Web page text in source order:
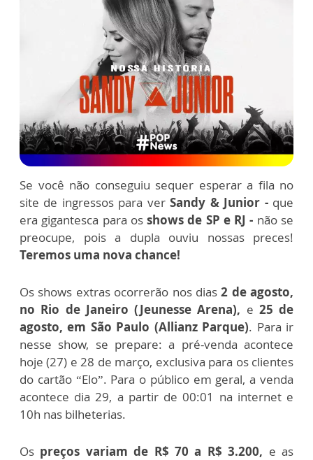
Se você não conseguiu sequer esperar a fila no
site de ingressos para verSandy & Junior - que
era gigantesca para osshows de SP e RJ - não se
preocupe, pois a dupla ouviu nossas preces!
Teremos uma nova chance!
Os shows extras ocorrerão nos dias2 de agosto,
no Rio de Janeiro (Jeunesse Arena), e 25 de
agosto, em São Paulo (Allianz Parque). Para ir
nesse show, se prepare: a pré-venda acontece
hoje (27) e 28 de março, exclusiva para os clientes
do cartão “Elo”. Para o público em geral, a venda
acontece dia 29, a partir de 00:01 na internet e
10h nas bilheterias.
Os preços variam de R$ 70 a R$ 3.200, e as